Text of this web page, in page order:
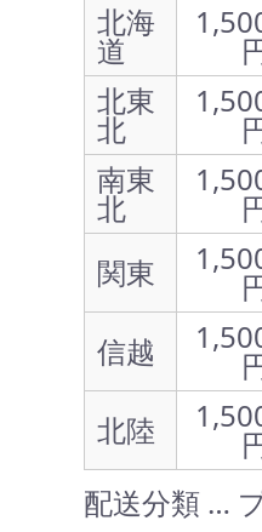
北海
道
北東
北
南東
北
関東
信越
北陸
配送分類 …